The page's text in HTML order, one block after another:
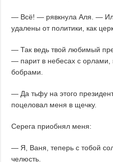
— Всё! — рявкнула Аля. —
удалены от политики, как
— Так ведь твой любимый
— парит в небесах с орлами,
бобрами.
— Да тьфу на этого
поцеловал меня в щечку.
Серега приобнял меня:
— Я, Ваня, теперь с тобой
челюсть.